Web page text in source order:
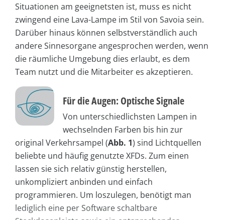
Situationen am geeignetsten ist, muss es nicht
zwingend eine Lava-Lampe im Stil von Savoia sein.
Darüber hinaus können selbstverständlich auch
andere Sinnesorgane angesprochen werden, wenn
die räumliche Umgebung dies erlaubt, es dem
Team nutzt und die Mitarbeiter es akzeptieren.
Für die Augen: Optische Signale
Von unterschiedlichsten Lampen in
wechselnden Farben bis hin zur
original Verkehrsampel (Abb. 1) sind Lichtquellen
beliebte und häufig genutzte XFDs. Zum einen
lassen sie sich relativ günstig herstellen,
unkompliziert anbinden und einfach
programmieren. Um loszulegen, benötigt man
lediglich eine per Software schaltbare